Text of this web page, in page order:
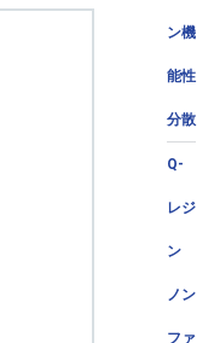
ン機
能性
分散
Q-
レジ
ン
ノン
ファ